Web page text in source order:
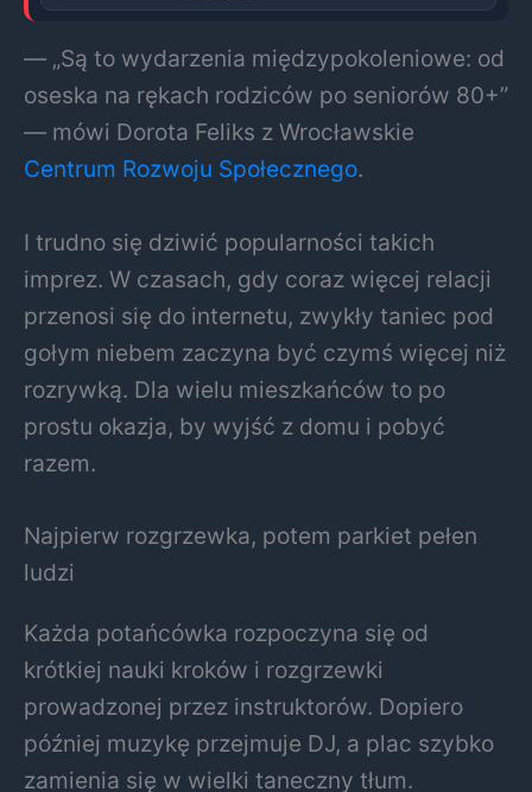
— „Są to wydarzenia międzypokoleniowe: od
oseska na rękach rodziców po seniorów 80+”
— mówi Dorota Feliks z Wrocławskie
Centrum Rozwoju Społecznego.
I trudno się dziwić popularności takich
imprez. W czasach, gdy coraz więcej relacji
przenosi się do internetu, zwykły taniec pod
gołym niebem zaczyna być czymś więcej niż
rozrywką. Dla wielu mieszkańców to po
prostu okazja, by wyjść z domu i pobyć
razem.
Najpierw rozgrzewka, potem parkiet pełen
ludzi
Każda potańcówka rozpoczyna się od
krótkiej nauki kroków i rozgrzewki
prowadzonej przez instruktorów. Dopiero
później muzykę przejmuje DJ, a plac szybko
zamienia się w wielki taneczny tłum.